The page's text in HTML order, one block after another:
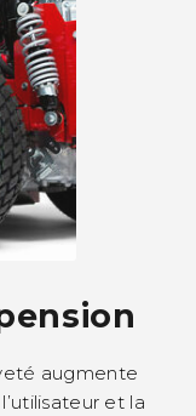
augmente
et la